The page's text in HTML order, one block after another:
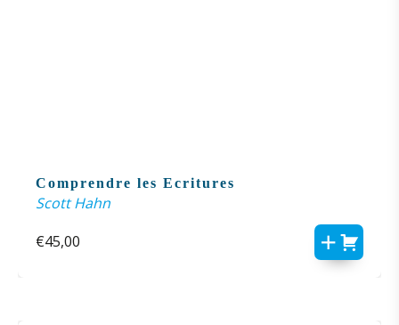
Comprendre les Ecritures
Scott Hahn
€45,00